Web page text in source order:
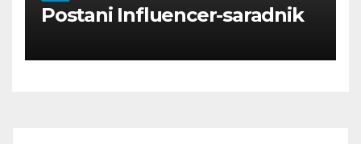
Postani Influencer-saradnik